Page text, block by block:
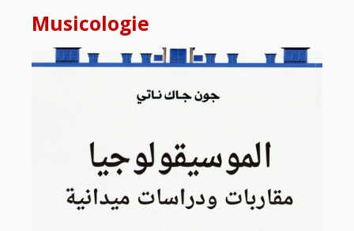
Musicologie